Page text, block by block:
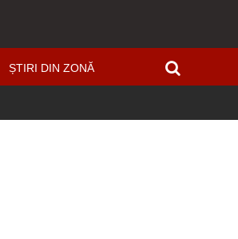
ȘTIRI DIN ZONĂ